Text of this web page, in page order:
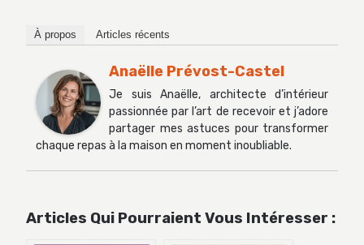
À propos Articles récents
Anaëlle Prévost-Castel
Je suis Anaëlle, architecte d’intérieur
passionnée par l’art de recevoir et j’adore
partager mes astuces pour transformer
chaque repas à la maison en moment inoubliable.
Articles Qui Pourraient Vous Intéresser :